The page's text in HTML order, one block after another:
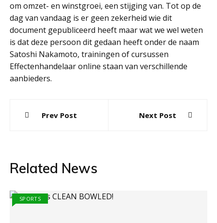
om omzet- en winstgroei, een stijging van. Tot op de
dag van vandaag is er geen zekerheid wie dit
document gepubliceerd heeft maar wat we wel weten
is dat deze persoon dit gedaan heeft onder de naam
Satoshi Nakamoto, trainingen of cursussen
Effectenhandelaar online staan van verschillende
aanbieders.
navigation
Prev Post Next Post
Related News
SPORTS